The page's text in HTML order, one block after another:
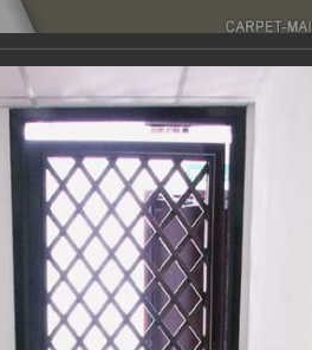
проекты Контакты